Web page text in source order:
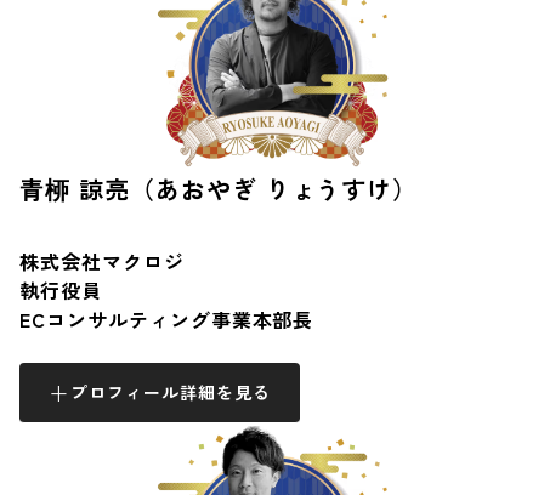
青桺 諒亮（あおやぎ りょうすけ）
株式会社マクロジ
執行役員
ECコンサルティング事業本部長
プロフィール詳細を見る